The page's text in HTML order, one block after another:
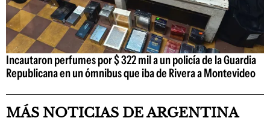
Incautaron perfumes por $ 322 mil a un policía de la Guardia
Republicana en un ómnibus que iba de Rivera a Montevideo
MÁS NOTICIAS DE ARGENTINA